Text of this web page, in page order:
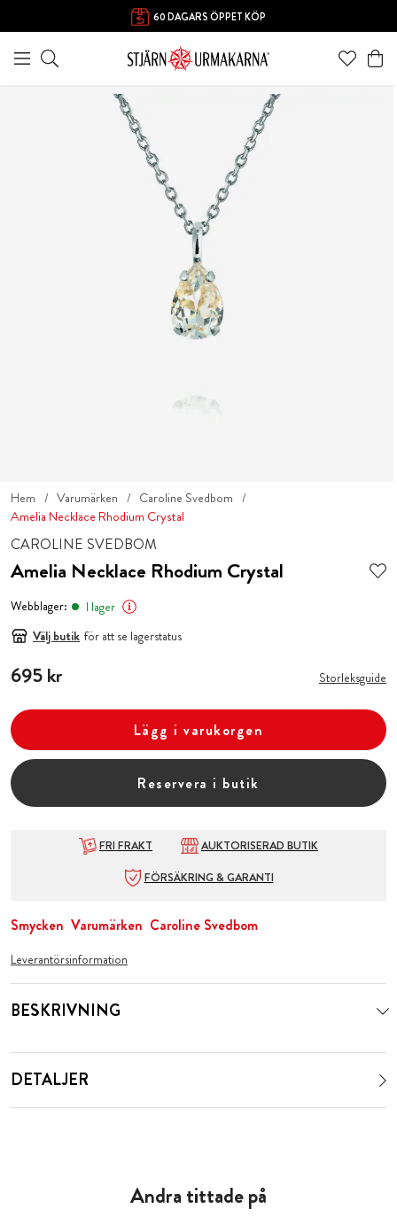
60 DAGARS ÖPPET KÖP
FRI FRAKT ÖVER 1000 KR
Hem Varumärken
Caroline Svedbom
Amelia Necklace Rhodium Crystal
CAROLINE SVEDBOM
Amelia Necklace Rhodium Crystal
Webblager:
I lager
Välj butik för att se lagerstatus
Pris:695 kr
695 kr Storleksguide
Lägg i varukorgen
Reservera i butik
FRI FRAKT
AUKTORISERAD BUTIK
FÖRSÄKRING & GARANTI
Smycken Varumärken Caroline Svedbom
Leverantörsinformation
BESKRIVNING
DETALJER
Andra tittade på